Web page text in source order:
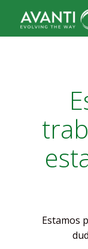
Estamos